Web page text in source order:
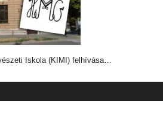
Iskola (KIMI) felhívása…